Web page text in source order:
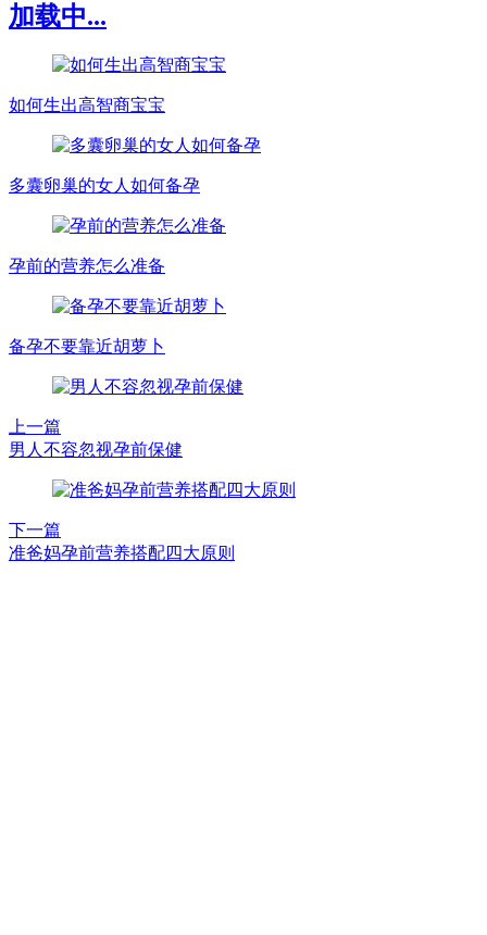
加载中...
如何生出高智商宝宝
多囊卵巢的女人如何备孕
孕前的营养怎么准备
备孕不要靠近胡萝卜
上一篇
男人不容忽视孕前保健
下一篇
准爸妈孕前营养搭配四大原则